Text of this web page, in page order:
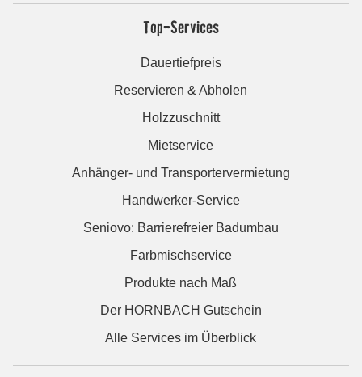
Top-Services
Dauertiefpreis
Reservieren & Abholen
Holzzuschnitt
Mietservice
Anhänger- und Transportervermietung
Handwerker-Service
Seniovo: Barrierefreier Badumbau
Farbmischservice
Produkte nach Maß
Der HORNBACH Gutschein
Alle Services im Überblick